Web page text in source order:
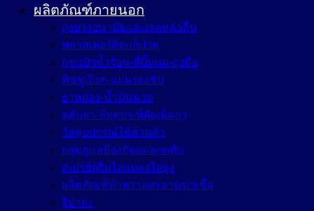
ผลิตภัณฑ์ภายนอก
ถุงยางอนามัยและเจลหล่อลื่น
พลาสเตอร์ติดแก้ปวด
กระเป๋าน้ำร้อน-ที่ปั๊มนม-ถุงมือ
ทิชชูเปียก-แผ่นรองซับ
ยาหม่อง-น้ำมันนวด
ตลับยา-ที่บดยา-ที่ตัดเม็ดยา
วัสดุอุปกรณ์ใช้ส่วนตัว
กลุ่มดูแลป้องกันแผลกดทับ
สเปรย์ครีมไล่แมลงไล่ยุง
ผลิตภัณฑ์ทำความสะอาดฆ่าเชื้อ
จิปาถะ